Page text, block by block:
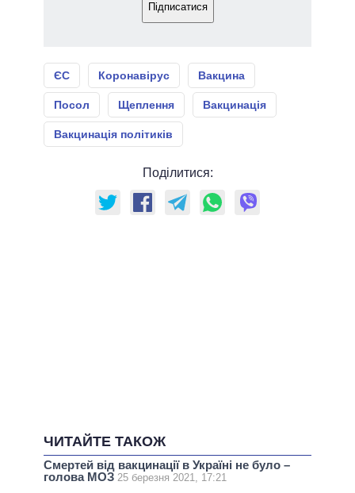
Підписатися
ЄС Коронавірус Вакцина
Посол Щеплення Вакцинація
Вакцинація політиків
Поділитися:
ЧИТАЙТЕ ТАКОЖ
Смертей від вакцинації в Україні не було –
голова МОЗ 25 березня 2021, 17:21